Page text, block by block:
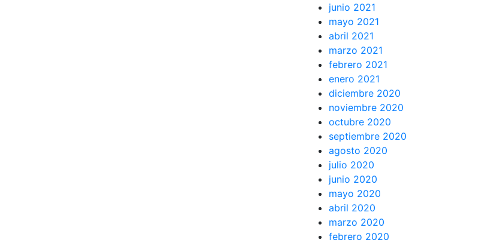
junio 2021
mayo 2021
abril 2021
marzo 2021
febrero 2021
enero 2021
diciembre 2020
noviembre 2020
octubre 2020
septiembre 2020
agosto 2020
julio 2020
junio 2020
mayo 2020
abril 2020
marzo 2020
febrero 2020